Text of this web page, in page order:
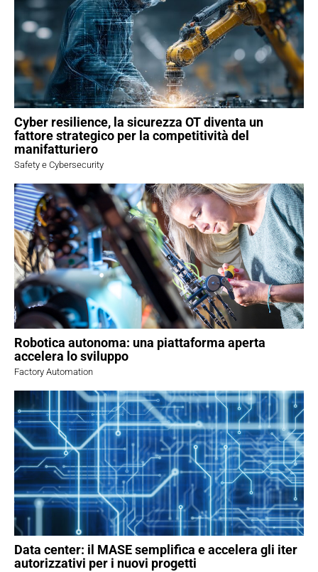
Cyber resilience, la sicurezza OT diventa un
fattore strategico per la competitività del
manifatturiero
Safety e Cybersecurity
Robotica autonoma: una piattaforma aperta
accelera lo sviluppo
Factory Automation
Data center: il MASE semplifica e accelera gli iter
autorizzativi per i nuovi progetti